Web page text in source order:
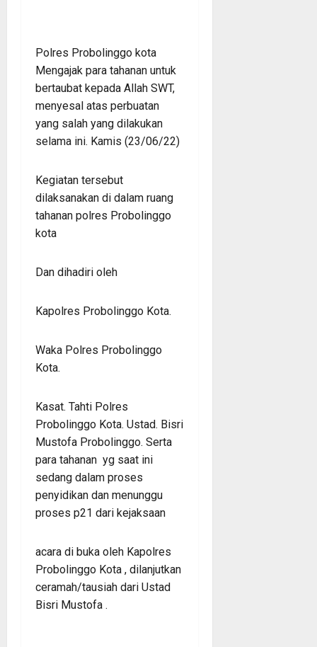
Polres Probolinggo kota
Mengajak para tahanan untuk
bertaubat kepada Allah SWT,
menyesal atas perbuatan
yang salah yang dilakukan
selama ini. Kamis (23/06/22)
Kegiatan tersebut
dilaksanakan di dalam ruang
tahanan polres Probolinggo
kota
Dan dihadiri oleh
Kapolres Probolinggo Kota.
Waka Polres Probolinggo
Kota.
Kasat. Tahti Polres
Probolinggo Kota. Ustad. Bisri
Mustofa Probolinggo. Serta
para tahanan yg saat ini
sedang dalam proses
penyidikan dan menunggu
proses p21 dari kejaksaan
acara di buka oleh Kapolres
Probolinggo Kota , dilanjutkan
ceramah/tausiah dari Ustad
Bisri Mustofa .